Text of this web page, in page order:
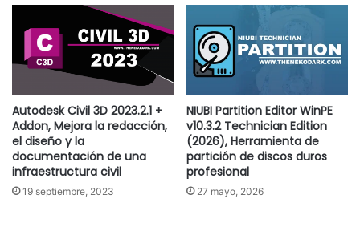
Autodesk Civil 3D 2023.2.1 +
Addon, Mejora la redacción,
el diseño y la
documentación de una
infraestructura civil
19 septiembre, 2023
NIUBI Partition Editor WinPE
v10.3.2 Technician Edition
(2026), Herramienta de
partición de discos duros
profesional
27 mayo, 2026